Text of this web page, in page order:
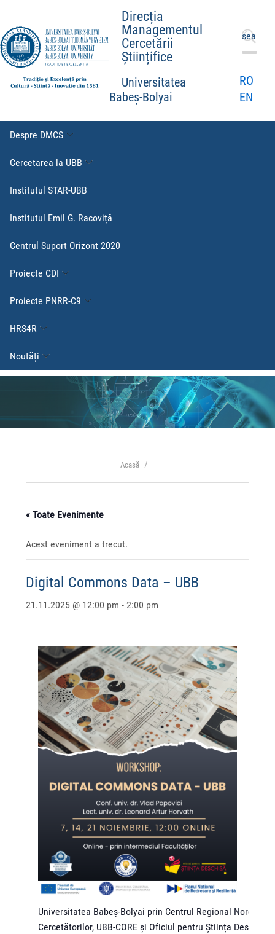
Direcția
Managementul
Cercetării
Științifice
Universitatea
Babeș-Bolyai
Caută
după:
RO
EN
Despre DMCS
Cercetarea la UBB
Institutul STAR-UBB
Institutul Emil G. Racoviță
Centrul Suport Orizont 2020
Proiecte CDI
Proiecte PNRR-C9
HRS4R
Noutăți
Acasă
« Toate Evenimente
Acest eveniment a trecut.
Digital Commons Data – UBB
21.11.2025 @ 12:00 pm - 2:00 pm
Universitatea Babeș-Bolyai prin Centrul Regional Nord-
Cercetătorilor, UBB-CORE și Oficiul pentru Știința